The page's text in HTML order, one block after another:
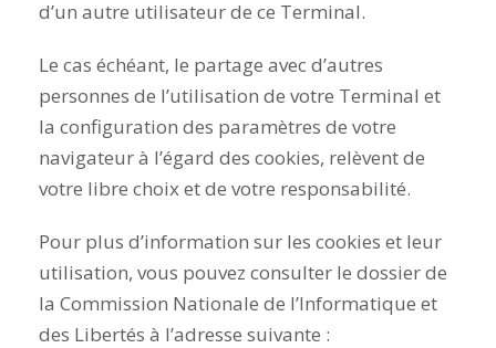
d’un autre utilisateur de ce Terminal.
Le cas échéant, le partage avec d’autres
personnes de l’utilisation de votre Terminal et
la configuration des paramètres de votre
navigateur à l’égard des cookies, relèvent de
votre libre choix et de votre responsabilité.
Pour plus d’information sur les cookies et leur
utilisation, vous pouvez consulter le dossier de
la Commission Nationale de l’Informatique et
des Libertés à l’adresse suivante :